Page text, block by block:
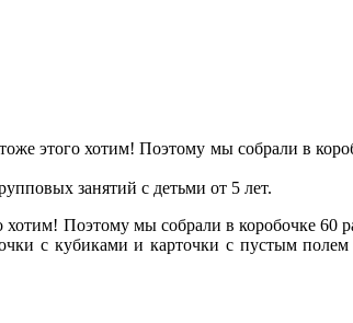
этого хотим! Поэтому мы собрали в
занятий с детьми от 5 лет.
Поэтому мы собрали в коробочке 60
с кубиками и карточки с пустым